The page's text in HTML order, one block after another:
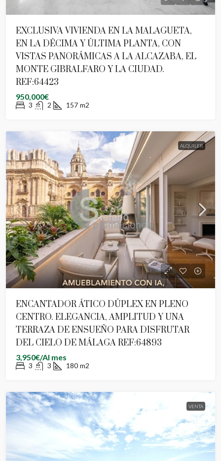
EXCLUSIVA VIVIENDA EN LA MALAGUETA,
EN LA DÉCIMA Y ÚLTIMA PLANTA, CON
VISTAS PANORÁMICAS A LA ALCAZABA, EL
MONTE GIBRALFARO Y LA CIUDAD.
REF:64423
950,000€
3 2 157 m2
ALQUILER
ENCANTADOR ÁTICO DÚPLEX EN PLENO
CENTRO. ELEGANCIA, AMPLITUD Y UNA
TERRAZA DE ENSUEÑO PARA DISFRUTAR
DEL CIELO DE MÁLAGA REF:64893
3,950€/Al mes
3 3 180 m2
VENTA